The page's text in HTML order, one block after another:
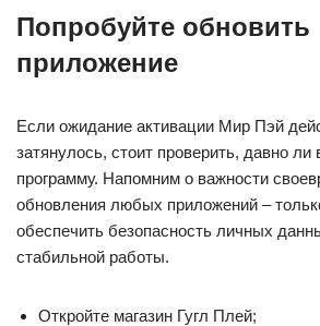
Попробуйте обновить
приложение
Если ожидание активации Мир Пэй
затянулось, стоит проверить, давно
программу. Напомним о важности
обновления любых приложений –
обеспечить безопасность личных
стабильной работы.
Откройте магазин Гугл Плей;